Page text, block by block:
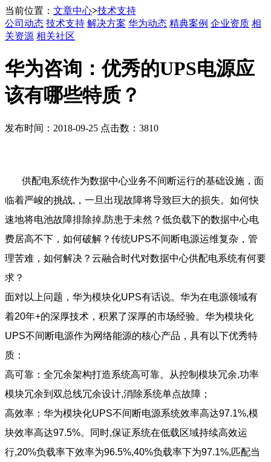
当前位置： 文章中心>技术支持
公司动态 技术支持 解决方案 华为动态 精典案例 企业资质 相
关资源 相关社区
华为咨询：优秀的UPS电源应
该有哪些特质？
发布时间：2018-09-25 点击数：3810
供配电系统作为数据中心业务不间断运行的基础设施，面
临着严峻的挑战,，一旦出现故障将导致巨大的损失。如何快
速地将电池故障排除掉,防患于未然？低负载下的数据中心电
费居高不下，如何破解？传统UPS不间断电源运维复杂，管
理苦难，如何解决？云融合时代对数据中心供配电系统有何要
求？
面对以上问题，华为模块化UPS有话说。华为在电源领域有
着20年+的深厚技术，积累了深厚的市场经验。华为模块化
UPS不间断电源作为网络能源的核心产品，具有以下优秀特
质：
高可靠：全冗余架构打造系统高可靠。从控制模块冗余,功率
模块冗余到双总线冗余设计,消除系统单点故障；
高效率：华为模块化UPS不间断电源系统效率高达97.1%,模
块效率高达97.5%。同时,保证系统在低载区域持续高效运
行,20%负载率下效率为96.5%,40%负载率下为97.1%,匹配当